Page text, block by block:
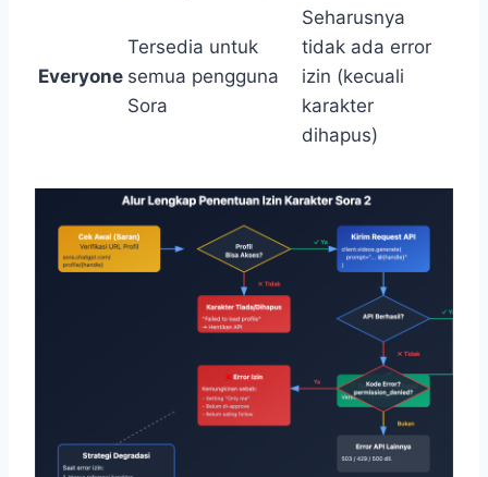
Everyone
Tersedia untuk
semua pengguna
Sora
Seharusnya
tidak ada error
izin (kecuali
karakter
dihapus)